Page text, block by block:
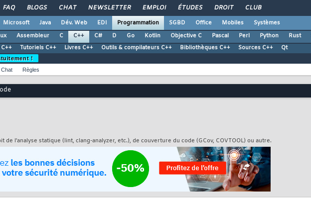
FAQ BLOGS CHAT NEWSLETTER EMPLOI ÉTUDES DROIT CLUB
Microsoft Java Dév. Web EDI Programmation SGBD Office Mobiles
Systèmes
Assembleur C C++ C# D Go Kotlin Objective C Pascal Perl Python Rust
C++ Tutoriels C++ Livres C++ Outils & compilateurs C++ Bibliothèques C++ Sources C++ Qt
!
Chat Règles
l'analyse statique (lint, clang-analyzer, etc.), de couverture du code (GCov, COVTOOL) ou autre.